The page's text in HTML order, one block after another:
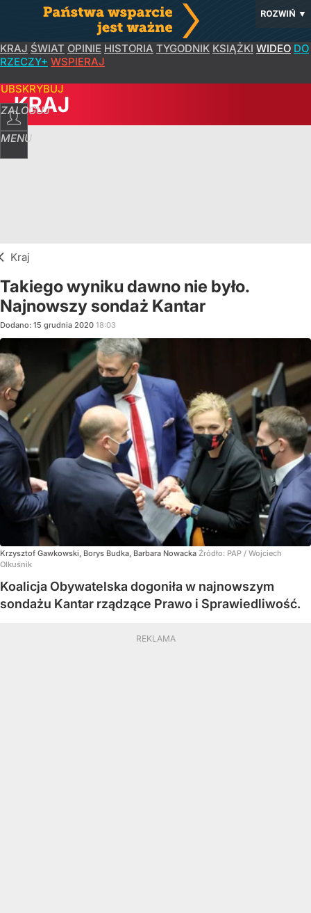
ROZWIŃ ▼
KRAJ ŚWIAT OPINIE HISTORIA TYGODNIK KSIĄŻKI WIDEO DO
RZECZY+ WSPIERAJ
ZALOGUJ
MENU
KRAJ
Kraj
Takiego wyniku dawno nie było.
Najnowszy sondaż Kantar
Dodano: 15 grudnia 2020 18:03
Krzysztof Gawkowski, Borys Budka, Barbara Nowacka Źródło: PAP / Wojciech
Olkuśnik
Koalicja Obywatelska dogoniła w najnowszym
sondażu Kantar rządzące Prawo i Sprawiedliwość.